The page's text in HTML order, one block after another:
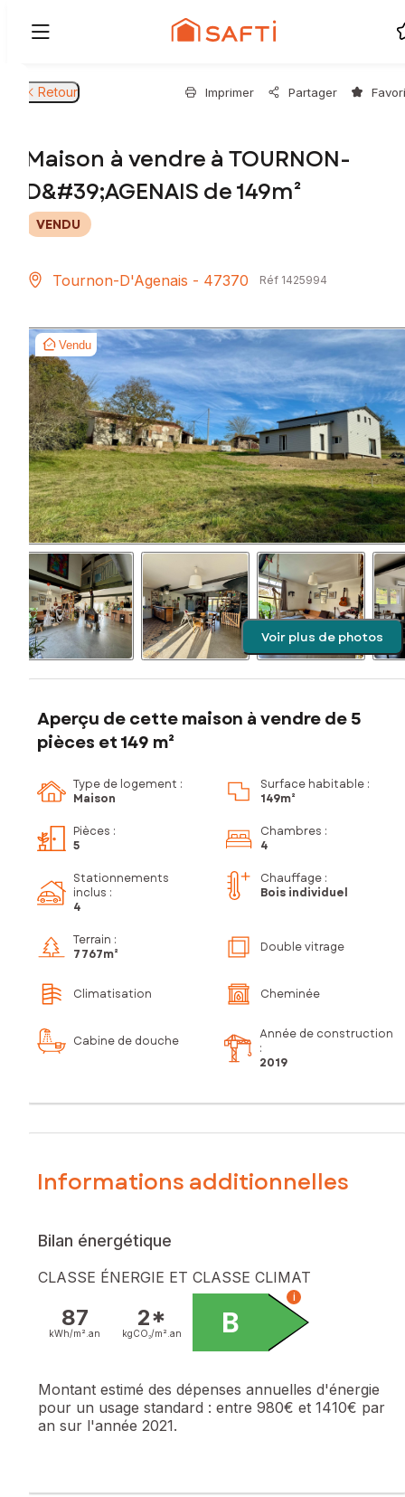
Retour Imprimer Partager
Maison à vendre à TOURNON-
D&#39;AGENAIS de 149m²
VENDU
Tournon-D'Agenais - 47370 Réf 1425994
Vendu
Voir plus de photos
Aperçu de cette maison à vendre de 5
pièces et 149 m²
Type de logement :
Maison
Surface habitable :
149m²
Pièces :
5
Chambres :
4
Stationnements
inclus :
4
Chauffage :
Bois individuel
Terrain :
7 767m²
Double vitrage
Climatisation Cheminée
Cabine de douche
Année de construction
:
2019
Informations additionnelles
Bilan énergétique
CLASSE ÉNERGIE ET CLASSE CLIMAT
87
kWh/m². an
2*
kgCO₂/m². an B
i
Montant estimé des dépenses annuelles d'énergie
pour un usage standard : entre 980€ et 1410€ par
an sur l'année 2021.